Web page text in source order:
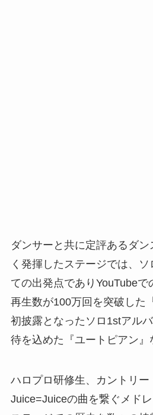
ダンサーと共に定評あるダ
く発揮したステージでは、
ての出発点でありYouTube
再生数が100万回を突破した
初披露となったソロ1stアル
待を込めた『ユートピアン』
ハロプロ研修生、カントリー
Juice=Juiceの曲を繋ぐメド